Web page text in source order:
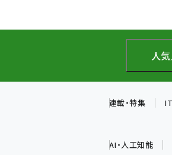
テ
に
人
連載・特集
AI・人工知能